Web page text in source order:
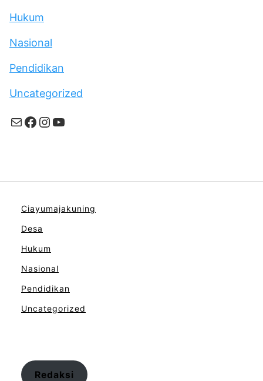
Hukum
Nasional
Pendidikan
Uncategorized
MailFacebook
Instagram
YouTube
Ciayumajakuning
Desa
Hukum
Nasional
Pendidikan
Uncategorized
Redaksi